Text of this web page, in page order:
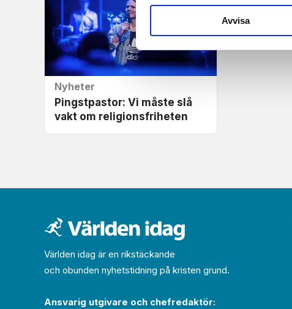
Avvisa
Nyheter
Pingstpastor: Vi måste slå
vakt om religionsfriheten
Världen idag är en rikstäckande
och obunden nyhets­­­tidning på kristen grund.
Ansvarig utgivare och chef­redaktör: